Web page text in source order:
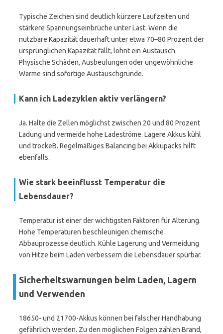
Typische Zeichen sind deutlich kürzere Laufzeiten und
stärkere Spannungseinbrüche unter Last. Wenn die
nutzbare Kapazität dauerhaft unter etwa 70–80 Prozent der
ursprünglichen Kapazität fällt, lohnt ein Austausch.
Physische Schäden, Ausbeulungen oder ungewöhnliche
Wärme sind sofortige Austauschgründe.
Kann ich Ladezyklen aktiv verlängern?
Ja. Halte die Zellen möglichst zwischen 20 und 80 Prozent
Ladung und vermeide hohe Ladeströme. Lagere Akkus kühl
und trockeB. Regelmäßiges Balancing bei Akkupacks hilft
ebenfalls.
Wie stark beeinflusst Temperatur die
Lebensdauer?
Temperatur ist einer der wichtigsten Faktoren für Alterung.
Hohe Temperaturen beschleunigen chemische
Abbauprozesse deutlich. Kühle Lagerung und Vermeidung
von Hitze beim Laden verbessern die Lebensdauer spürbar.
Sicherheitswarnungen beim Laden, Lagern
und Verwenden
18650- und 21700-Akkus können bei falscher Handhabung
gefährlich werden. Zu den möglichen Folgen zählen Brand,